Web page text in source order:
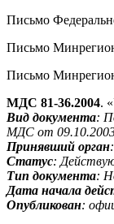
Письмо
Письмо
Письмо
МДС 81-36.2004.
Вид документа:
МДС от
Принявший орган:
Статус:
Тип документа:
Дата начала
Опубликован: